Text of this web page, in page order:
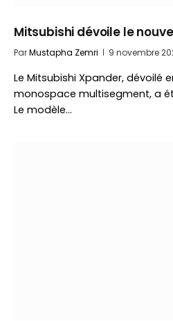
Mitsubishi dévoile le
ParMustapha Zemri 9 novembre
Le Mitsubishi Xpander, dévoilé
monospace multisegment, a
Le modèle…